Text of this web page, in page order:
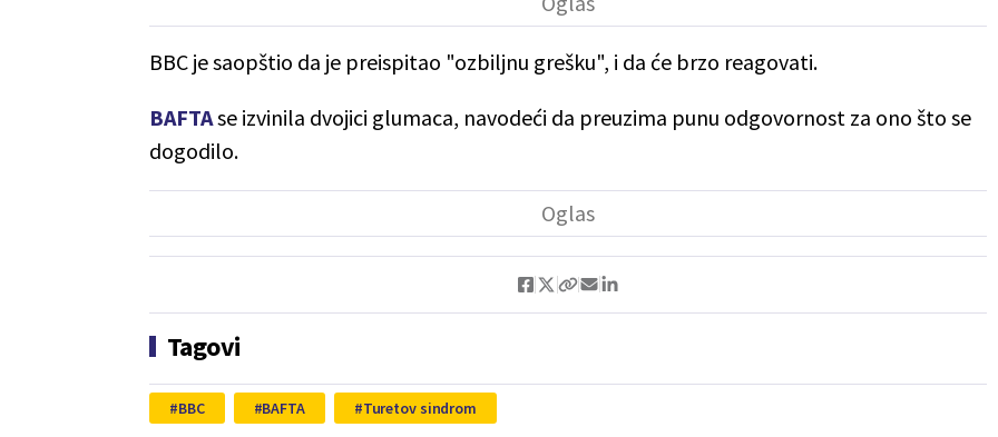
BBC je saopštio da je preispitao "ozbiljnu grešku", i da će brzo reagovati.
BAFTAse izvinila dvojici glumaca, navodeći da preuzima punu odgovornost za ono što se
dogodilo.
Tagovi
BBC BAFTA Turetov sindrom